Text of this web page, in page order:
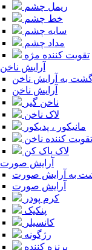
ریمل چشم
خط چشم
سایه چشم
مداد چشم
تقویت کننده مژه
آرایش ناخن
به آرایش ناخن
آرایش ناخن
ناخن گیر
لاک ناخن
مانیکور ، پدیکور
تقویت کننده ناخن
لاک پاک کن
آرایش صورت
به آرایش صورت
آرایش صورت
کرم پودر
پنکیک
کانسیلر
رژگونه
برنزه کننده